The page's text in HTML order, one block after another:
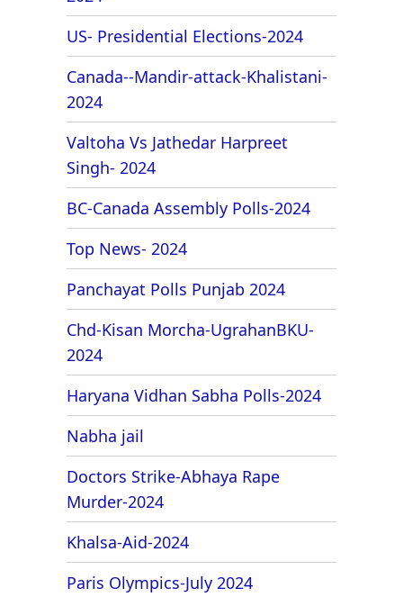
US- Presidential Elections-2024
Canada--Mandir-attack-Khalistani-
2024
Valtoha Vs Jathedar Harpreet
Singh- 2024
BC-Canada Assembly Polls-2024
Top News- 2024
Panchayat Polls Punjab 2024
Chd-Kisan Morcha-UgrahanBKU-
2024
Haryana Vidhan Sabha Polls-2024
Nabha jail
Doctors Strike-Abhaya Rape
Murder-2024
Khalsa-Aid-2024
Paris Olympics-July 2024